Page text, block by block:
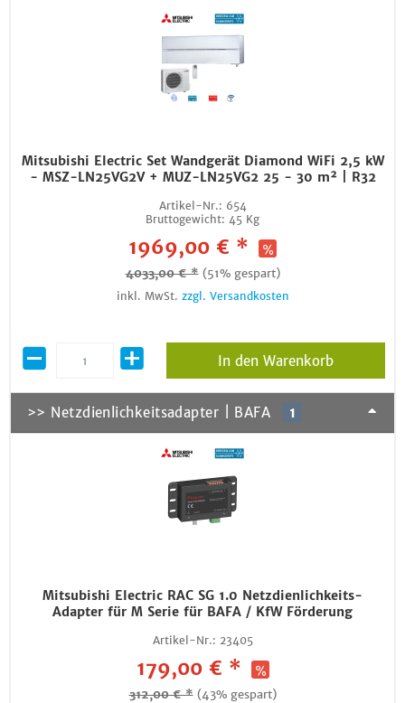
Mitsubishi Electric Set Wandgerät Diamond WiFi 2,5 kW
- MSZ-LN25VG2V + MUZ-LN25VG2 25 - 30 m² | R32
Artikel-Nr.: 654
Bruttogewicht: 45 Kg
1969,00 € *
4033,00 € * (51% gespart)
inkl. MwSt. zzgl. Versandkosten
In den Warenkorb
>> Netzdienlichkeitsadapter | BAFA 1
Mitsubishi Electric RAC SG 1.0 Netzdienlichkeits-
Adapter für M Serie für BAFA / KfW Förderung
Artikel-Nr.: 23405
179,00 € *
312,00 € * (43% gespart)